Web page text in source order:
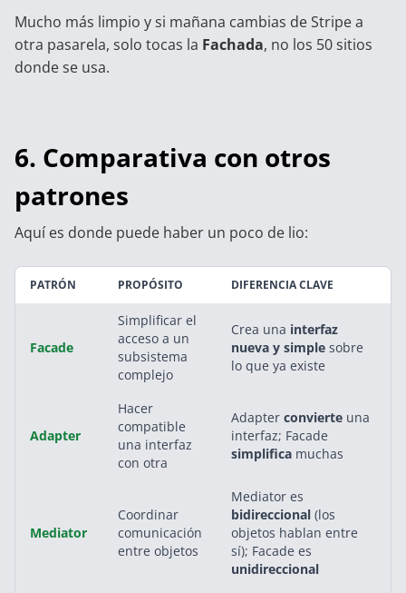
Mucho más limpio y si mañana cambias de Stripe a
otra pasarela, solo tocas la Fachada, no los 50 sitios
donde se usa.
6. Comparativa con otros
patrones
Aquí es donde puede haber un poco de lio:
PATRÓN PROPÓSITO DIFERENCIA CLAVE
Facade
Simplificar el
acceso a un
subsistema
complejo
Crea una interfaz
nueva y simple sobre
lo que ya existe
Adapter
Hacer
compatible
una interfaz
con otra
Adapter convierte una
interfaz; Facade
simplifica muchas
Mediator
Coordinar
comunicación
entre objetos
Mediator es
bidireccional (los
objetos hablan entre
sí); Facade es
unidireccional